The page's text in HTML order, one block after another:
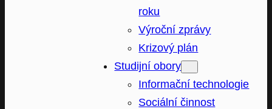
roku
Výroční zprávy
Krizový plán
Studijní obory
Informační technologie
Sociální činnost